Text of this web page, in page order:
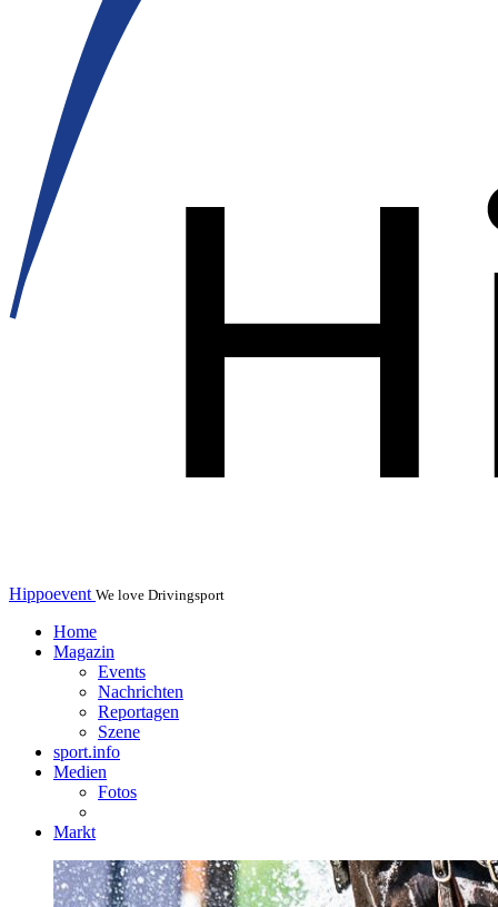
Hippoevent We love Drivingsport
Home
Magazin
Events
Nachrichten
Reportagen
Szene
sport.info
Medien
Fotos
Markt